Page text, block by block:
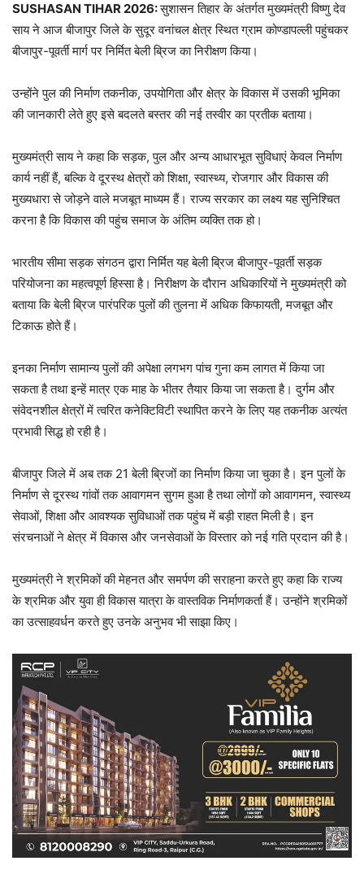
SUSHASAN TIHAR 2026:सुशासन तिहार के अंतर्गत मुख्यमंत्री विष्णु देव
साय ने आज बीजापुर जिले के सुदूर वनांचल क्षेत्र स्थित ग्राम कोण्डापल्ली पहुंचकर
बीजापुर-पूवर्ती मार्ग पर निर्मित बेली ब्रिज का निरीक्षण किया।
उन्होंने पुल की निर्माण तकनीक, उपयोगिता और क्षेत्र के विकास में उसकी भूमिका
की जानकारी लेते हुए इसे बदलते बस्तर की नई तस्वीर का प्रतीक बताया।
मुख्यमंत्री साय ने कहा कि सड़क, पुल और अन्य आधारभूत सुविधाएं केवल निर्माण
कार्य नहीं हैं, बल्कि वे दूरस्थ क्षेत्रों को शिक्षा, स्वास्थ्य, रोजगार और विकास की
मुख्यधारा से जोड़ने वाले मजबूत माध्यम हैं। राज्य सरकार का लक्ष्य यह सुनिश्चित
करना है कि विकास की पहुंच समाज के अंतिम व्यक्ति तक हो।
भारतीय सीमा सड़क संगठन द्वारा निर्मित यह बेली ब्रिज बीजापुर-पूवर्ती सड़क
परियोजना का महत्वपूर्ण हिस्सा है। निरीक्षण के दौरान अधिकारियों ने मुख्यमंत्री को
बताया कि बेली ब्रिज पारंपरिक पुलों की तुलना में अधिक किफायती, मजबूत और
टिकाऊ होते हैं।
इनका निर्माण सामान्य पुलों की अपेक्षा लगभग पांच गुना कम लागत में किया जा
सकता है तथा इन्हें मात्र एक माह के भीतर तैयार किया जा सकता है। दुर्गम और
संवेदनशील क्षेत्रों में त्वरित कनेक्टिविटी स्थापित करने के लिए यह तकनीक अत्यंत
प्रभावी सिद्ध हो रही है।
बीजापुर जिले में अब तक 21 बेली ब्रिजों का निर्माण किया जा चुका है। इन पुलों के
निर्माण से दूरस्थ गांवों तक आवागमन सुगम हुआ है तथा लोगों को आवागमन, स्वास्थ्य
सेवाओं, शिक्षा और आवश्यक सुविधाओं तक पहुंच में बड़ी राहत मिली है। इन
संरचनाओं ने क्षेत्र में विकास और जनसेवाओं के विस्तार को नई गति प्रदान की है।
मुख्यमंत्री ने श्रमिकों की मेहनत और समर्पण की सराहना करते हुए कहा कि राज्य
के श्रमिक और युवा ही विकास यात्रा के वास्तविक निर्माणकर्ता हैं। उन्होंने श्रमिकों
का उत्साहवर्धन करते हुए उनके अनुभव भी साझा किए।